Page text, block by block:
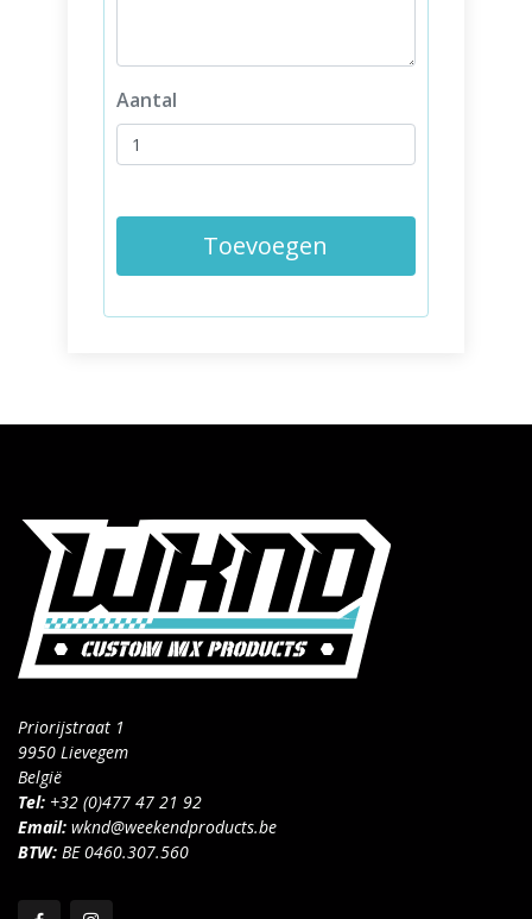
Aantal
Toevoegen
Priorijstraat 1
9950 Lievegem
België
Tel: +32 (0)477 47 21 92
Email: wknd@weekendproducts.be
BTW: BE 0460.307.560